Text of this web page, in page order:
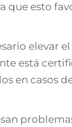
que esto
elevar el
está
en casos